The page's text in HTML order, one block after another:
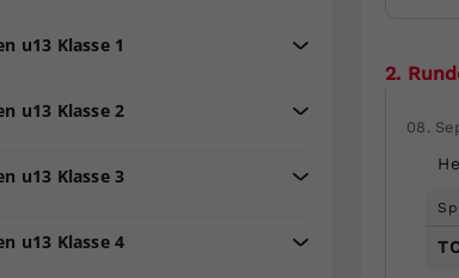
2.
08.
u13 Klasse 1
u13 Klasse 2
u13 Klasse 3
u13 Klasse 4